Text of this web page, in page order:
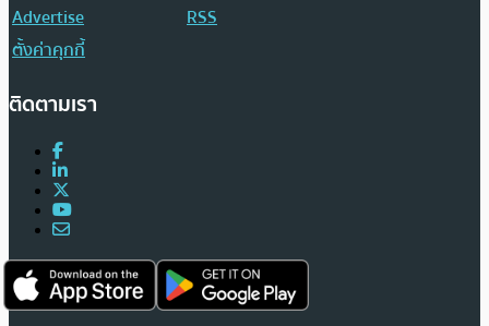
Advertise
RSS
ตั้งค่าคุกกี้
ติดตามเรา